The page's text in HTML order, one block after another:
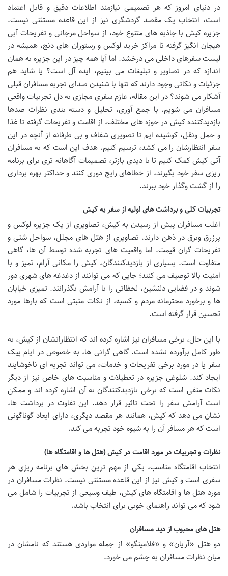
در دنیای امروز که هر تصمیمی نیازمند اطلاعات دقیق و قابل اعتماد
است، انتخاب یک مقصد گردشگری نیز از این قاعده مستثنی نیست.
جزیره کیش با جاذبه های متنوع خود، از سواحل مرجانی و تفریحات آبی
هیجان انگیز گرفته تا مراکز خرید لوکس و رستوران های دنج، همیشه در
لیست سفرهای داخلی می درخشد. اما آیا همه چیز در این جزیره به همان
اندازه که در تصاویر و تبلیغات می بینیم، ایده آل است؟ یا شاید هم
جزئیات و نکاتی وجود دارند که تنها با شنیدن صدای تجربه مسافران قبلی
آشکار می شوند؟ در این مقاله، عازم سفری مجازی به دل تجربیات واقعی
مسافران می شویم. با جمع آوری، تحلیل و دسته بندی نظرات صدها
بازدیدکننده کیش در حوزه های مختلف، از اقامت و تفریحات گرفته تا غذا
و حمل ونقل، کوشیده ایم تا تصویری شفاف و بی طرفانه از آنچه در این
سفر انتظارشان را می کشد، ترسیم کنیم. هدف این است که به مسافران
آتی کیش کمک کنیم تا با دیدی بازتر، تصمیمات آگاهانه تری برای برنامه
ریزی سفر خود بگیرند، از خطاهای رایج دوری کنند و حداکثر بهره برداری
را از گشت وگذار خود ببرند.
تجربیات کلی و برداشت های اولیه از سفر به کیش
اغلب مسافران پیش از رسیدن به کیش، تصاویری از یک جزیره لوکس و
پرزرق وبرق در ذهن دارند. تصاویری از هتل های مجلل، سواحل شنی و
تفریحات گران قیمت. اما واقعیت های تجربه شده توسط آن ها، گاهی
متفاوت است. بسیاری از بازدیدکنندگان، کیش را مکانی آرام، تمیز و با
امنیت بالا توصیف می کنند؛ جایی که می توانند از دغدغه های شهری دور
شوند و در فضایی دلنشین، لحظاتی را با آرامش بگذرانند. تمیزی خیابان
ها و برخورد محترمانه مردم و کسبه، از نکات مثبتی است که بارها مورد
تحسین قرار گرفته است.
با این حال، برخی مسافران نیز اشاره کرده اند که انتظاراتشان از کیش، به
طور کامل برآورده نشده است. گاهی گرانی ها، به خصوص در ایام پیک
سفر یا در مورد برخی تفریحات و خدمات، می تواند تجربه ای ناخوشایند
ایجاد کند. شلوغی جزیره در تعطیلات و مناسبت های خاص نیز از دیگر
نکات منفی است که برخی بازدیدکنندگان به آن اشاره کرده اند و ممکن
است آرامش سفر را تحت تاثیر قرار دهد. این تفاوت در برداشت ها،
نشان می دهد که کیش، همانند هر مقصد دیگری، دارای ابعاد گوناگونی
است که هر مسافر آن را به شیوه خود تجربه می کند.
نظرات و تجربیات در مورد اقامت در کیش (هتل ها و اقامتگاه ها)
انتخاب اقامتگاه مناسب، یکی از مهم ترین بخش های برنامه ریزی هر
سفری است و کیش نیز از این قاعده مستثنی نیست. نظرات مسافران در
مورد هتل ها و اقامتگاه های کیش، طیف وسیعی از تجربیات را شامل می
شود که می تواند راهنمای خوبی برای انتخاب باشد.
هتل های محبوب از دید مسافران
دو هتل «آریان» و «فلامینگو» از جمله مواردی هستند که نامشان در
میان نظرات مسافران به چشم می خورد.